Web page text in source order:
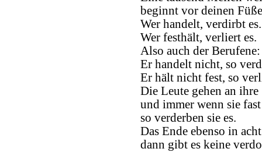
beginnt vor deinen
Wer handelt, verdirbt es.
Wer festhält, verliert es.
Also auch der Berufene:
Er handelt nicht, so
Er hält nicht fest, so
Die Leute gehen an ihre
und immer wenn sie
so verderben sie es.
Das Ende ebenso in
dann gibt es keine